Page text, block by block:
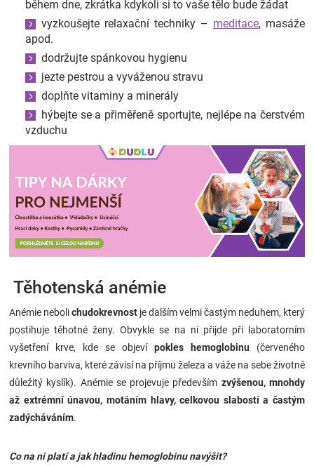
během dne, zkrátka kdykoli si to vaše tělo bude žádat
vyzkoušejte relaxační techniky – meditace, masáže
apod.
dodržujte spánkovou hygienu
jezte pestrou a vyváženou stravu
doplňte vitaminy a minerály
hýbejte se a přiměřeně sportujte, nejlépe na čerstvém
vzduchu
Těhotenská anémie
Anémie nebolichudokrevnost je dalším velmi častým neduhem, který
postihuje těhotné ženy. Obvykle se na ni přijde při laboratorním
vyšetření krve, kde se objeví pokles hemoglobinu (červeného
krevního barviva, které závisí na příjmu železa a váže na sebe životně
důležitý kyslík). Anémie se projevuje především zvýšenou, mnohdy
až extrémní únavou, motáním hlavy, celkovou slabostí a častým
zadýcháváním.
Co na ni platí a jak hladinu hemoglobinu navýšit?